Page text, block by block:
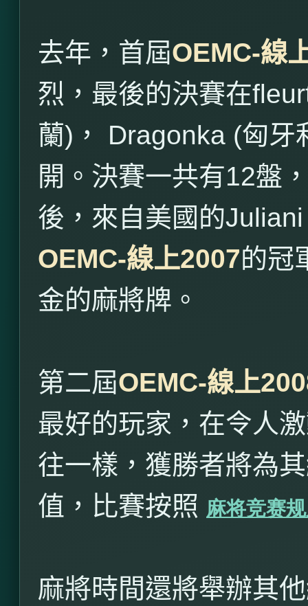
去年，首屆OEMC-線
烈，最後的決賽在
蘭) ， Dragonka (匈牙
開。決賽一共有12盤
後，來自美國的
OEMC-線上2007的冠
金的麻將牌。
第二屆OEMC-線上
最好的玩家，在令人
往一樣，獲勝者將為
值，比賽按照 麻将竞赛
麻將時間還將舉辦其